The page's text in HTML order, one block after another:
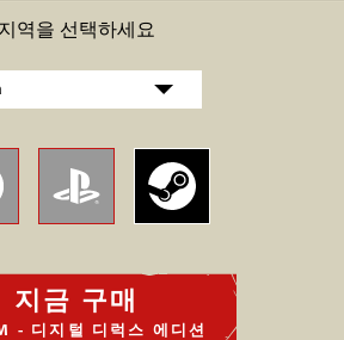
지역을 선택하세요
지금 구매
- 디지털 디럭스 에디션